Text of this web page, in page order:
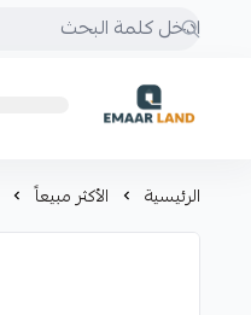
إعمار لاند
الرئيسية الأكثر مبيعاً